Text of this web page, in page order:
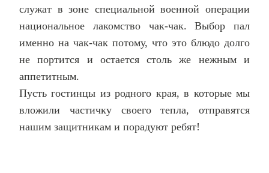
служат в зоне специальной военной операции
национальное лакомство чак-чак. Выбор пал
именно на чак-чак потому, что это блюдо долго
не портится и остается столь же нежным и
аппетитным.
Пусть гостинцы из родного края, в которые мы
вложили частичку своего тепла, отправятся
нашим защитникам и порадуют ребят!